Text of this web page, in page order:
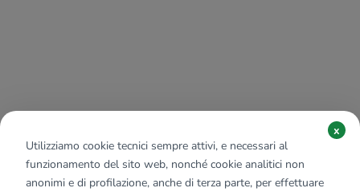
Utilizziamo cookie tecnici sempre attivi, e necessari al
funzionamento del sito web, nonché cookie analitici non
anonimi e di profilazione, anche di terza parte, per effettuare
x